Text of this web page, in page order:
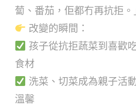
蔔、番茄，佢都冇再抗拒。
改變的瞬間：
孩子從抗拒蔬菜到喜歡
食材
洗菜、切菜成為親子活
溫馨